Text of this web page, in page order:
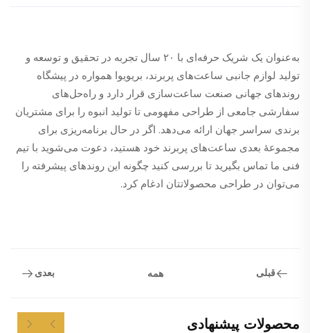
به‌عنوان یک شریک حرفه‌ای با ۲۰ سال تجربه در تحقیق و توسعه و
تولید لوازم جانبی ساعت‌های پربرند، بریویوا همواره در پیشگاه
روندهای جهانی صنعت ساعت‌سازی قرار دارد و راه‌حل‌های
سفارشی جامعی از طراحی مفهومی تا تولید انبوه را برای مشتریان
برندی سراسر جهان ارائه می‌دهد. اگر در حال برنامه‌ریزی برای
مجموعهٔ بعدی ساعت‌های پربرند خود هستید، دعوت می‌شوید با تیم
فنی ما تماس بگیرید تا بررسی کنید چگونه این روندهای پیشرفته را
می‌توان در طراحی محصولاتتان ادغام کرد.
قبلی همه بعدی
محصولات پیشنهادی